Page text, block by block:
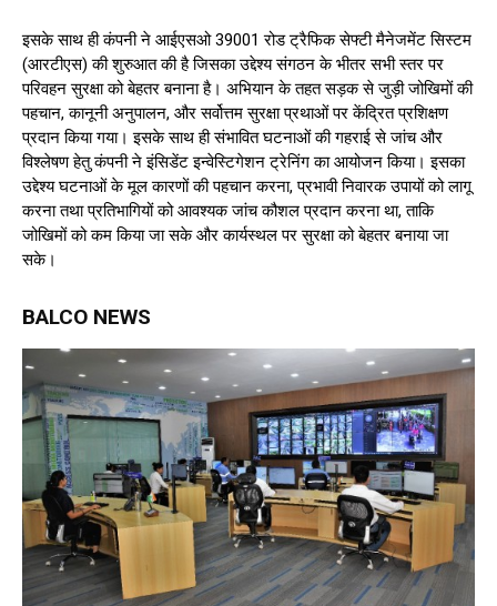
इसके साथ ही कंपनी ने आईएसओ 39001 रोड ट्रैफिक सेफ्टी मैनेजमेंट सिस्टम
(आरटीएस) की शुरुआत की है जिसका उद्देश्य संगठन के भीतर सभी स्तर पर
परिवहन सुरक्षा को बेहतर बनाना है। अभियान के तहत सड़क से जुड़ी जोखिमों की
पहचान, कानूनी अनुपालन, और सर्वोत्तम सुरक्षा प्रथाओं पर केंद्रित प्रशिक्षण
प्रदान किया गया। इसके साथ ही संभावित घटनाओं की गहराई से जांच और
विश्लेषण हेतु कंपनी ने इंसिडेंट इन्वेस्टिगेशन ट्रेनिंग का आयोजन किया। इसका
उद्देश्य घटनाओं के मूल कारणों की पहचान करना, प्रभावी निवारक उपायों को लागू
करना तथा प्रतिभागियों को आवश्यक जांच कौशल प्रदान करना था, ताकि
जोखिमों को कम किया जा सके और कार्यस्थल पर सुरक्षा को बेहतर बनाया जा
सके।
BALCO NEWS